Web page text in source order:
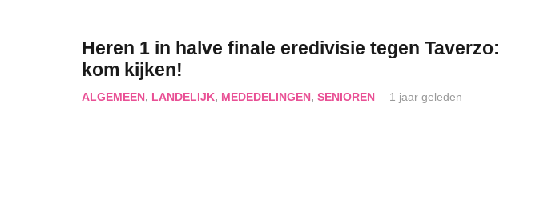
Heren 1 in halve finale eredivisie tegen Taverzo:
kom kijken!
ALGEMEEN , LANDELIJK, MEDEDELINGEN , SENIOREN 1 jaar geleden